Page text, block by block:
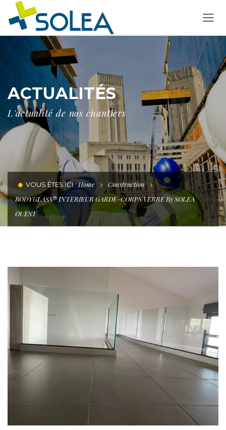
ACTUALITÉS
L'actualité de nos chantiers
VOUS ÊTES ICI : Home
Construction
BODYGLASS® INTERIEUR GARDE-CORPS VERRE By SOLEA
OUEST